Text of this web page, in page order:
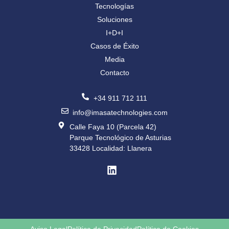
Tecnologías
Soluciones
I+D+I
Casos de Éxito
Media
Contacto
+34 911 712 111
info@imasatechnologies.com
Calle Faya 10 (Parcela 42)
Parque Tecnológico de Asturias
33428 Localidad: Llanera